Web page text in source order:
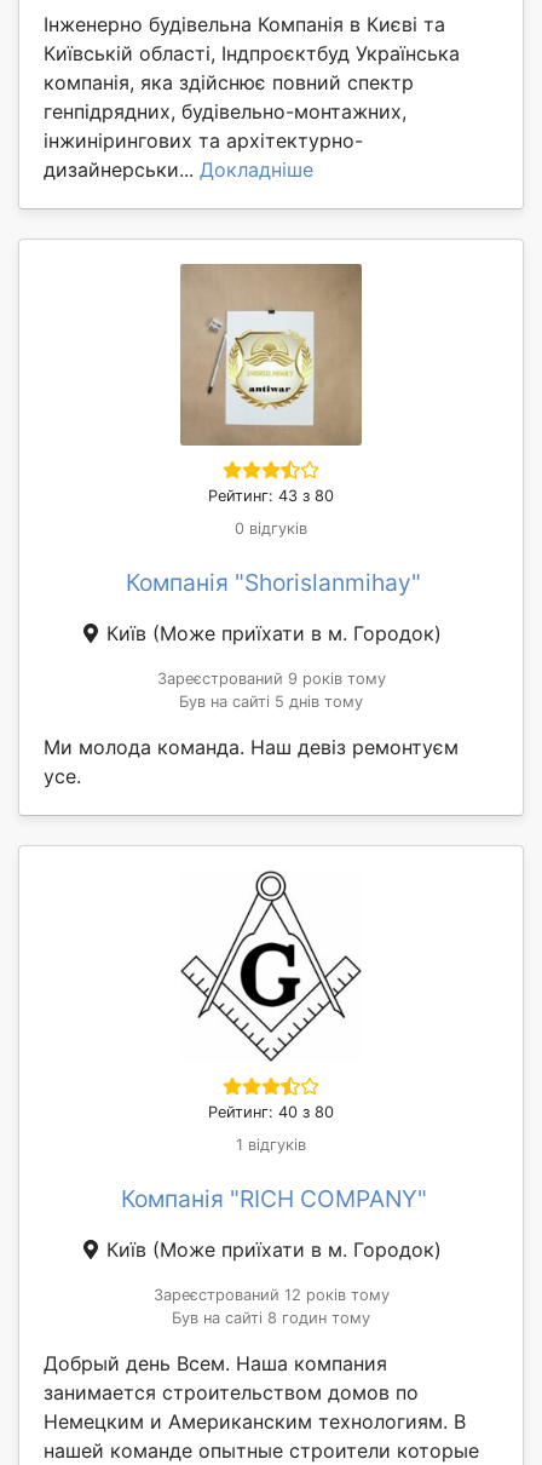
Інженерно будівельна Компанія в Києві та
Київській області, Індпроєктбуд Українська
компанія, яка здійснює повний спектр
генпідрядних, будівельно-монтажних,
інжинірингових та архітектурно-
дизайнерськи... Докладніше
Рейтинг: 43 з 80
0 відгуків
Компанія "Shorislanmihay"
Київ (Може приїхати в м. Городок)
Зареєстрований 9 років тому
Був на сайті 5 днів тому
Ми молода команда. Наш девіз ремонтуєм
усе.
Рейтинг: 40 з 80
1 відгуків
Компанія "RICH COMPANY"
Київ (Може приїхати в м. Городок)
Зареєстрований 12 років тому
Був на сайті 8 годин тому
Добрый день Всем. Наша компания
занимается строительством домов по
Немецким и Американским технологиям. В
нашей команде опытные строители которые